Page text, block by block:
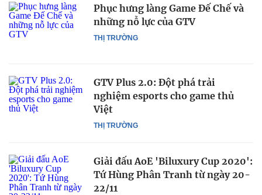
THỊ TRƯỜNG
Phục hưng làng Game Đế Chế và
những nỗ lực của GTV
THỊ TRƯỜNG
GTV Plus 2.0: Đột phá trải
nghiệm esports cho game thủ
Việt
Giải đấu AoE 'Biluxury Cup 2020':
Tứ Hùng Phân Tranh từ ngày 20-
22/11